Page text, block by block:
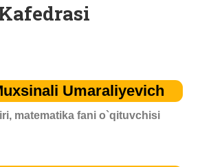
Umaraliyevich
matematika fani o`qituvchisi